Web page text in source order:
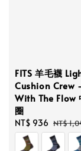
FITS 羊毛襪
Cushion Crew
With The Flow
圈
Sale
price
NT$ 936
price
NT$